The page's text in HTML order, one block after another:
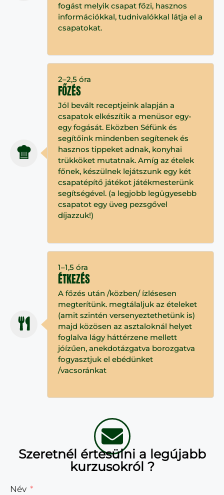
fogást melyik csapat főzi, hasznos
információkkal, tudnivalókkal látja el a
csapatokat.
2–2,5 óra
FŐZÉS
Jól bevált receptjeink alapján a
csapatok elkészítik a menüsor egy-
egy fogását. Eközben Séfünk és
segítőink mindenben segítenek és
hasznos tippeket adnak, konyhai
trükköket mutatnak. Amíg az ételek
főnek, készülnek lejátszunk egy két
csapatépítő játékot játékmesterünk
segítségével. (a legjobb legügyesebb
csapatot egy üveg pezsgővel
díjazzuk!)
1–1,5 óra
ÉTKEZÉS
A főzés után /közben/ ízlésesen
megterítünk. megtálaljuk az ételeket
(amit szintén versenyeztethetünk is)
majd közösen az asztaloknál helyet
foglalva lágy háttérzene mellett
jóízűen, anekdotázgatva borozgatva
fogyasztjuk el ebédünket
/vacsoránkat
Szeretnél értesülni a legújabb
kurzusokról ?
Név